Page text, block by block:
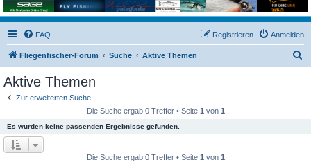
FAQ Anmelden
Registrieren
Fliegenfischer-Forum Suche Aktive Themen
Aktive Themen
Zur erweiterten Suche
Die Suche ergab 0 Treffer • Seite 1 von 1
Es wurden keine passenden Ergebnisse gefunden.
Die Suche ergab 0 Treffer • Seite 1 von 1